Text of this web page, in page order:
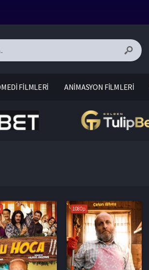
FİLMLERİ ANİMASYON FİLMLERİ
1080p